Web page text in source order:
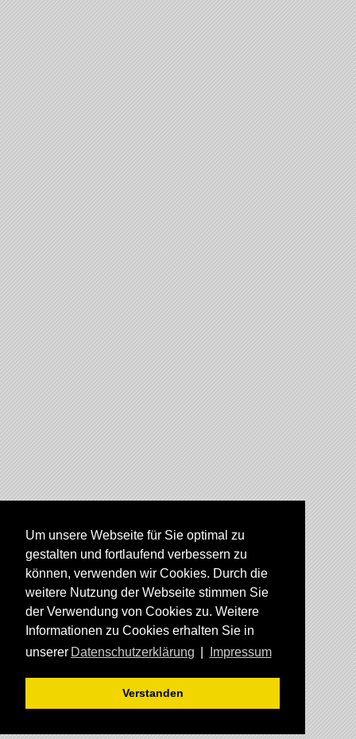
Um unsere Webseite für Sie optimal zu
gestalten und fortlaufend verbessern zu
können, verwenden wir Cookies. Durch die
weitere Nutzung der Webseite stimmen Sie
der Verwendung von Cookies zu. Weitere
Informationen zu Cookies erhalten Sie in
unserer Datenschutzerklärung Impressum
Verstanden